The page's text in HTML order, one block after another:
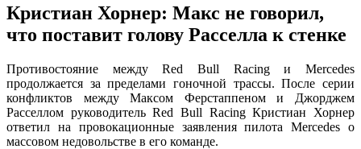
Кристиан Хорнер: Макс не говорил,
что поставит голову Расселла к стенке
Противостояние между Red Bull Racing и Mercedes
продолжается за пределами гоночной трассы. После серии
конфликтов между Максом Ферстаппеном и Джорджем
Расселлом руководитель Red Bull Racing Кристиан Хорнер
ответил на провокационные заявления пилота Mercedes о
массовом недовольстве в его команде.